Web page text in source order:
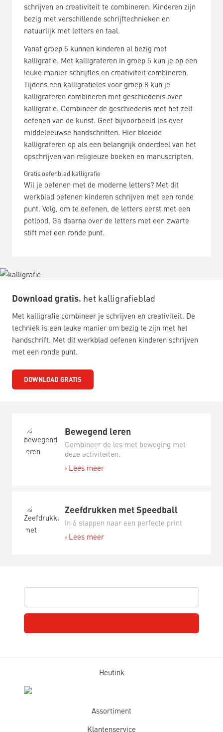
schrijven en creativiteit te combineren. Kinderen zijn
bezig met verschillende schrijftechnieken en
natuurlijk met letters en taal.
Vanaf groep 5 kunnen kinderen al bezig met
kalligrafie. Met kalligraferen in groep 5 kun je op een
leuke manier schrijfles en creativiteit combineren.
Tijdens een kalligrafieles voor groep 8 kun je
kalligraferen combineren met geschiedenis over
kalligrafie. Combineer de geschiedenis met het zelf
oefenen van de kunst. Geef bijvoorbeeld les over
middeleeuwse handschriften. Hier bloeide
kalligraferen op als een belangrijk onderdeel van het
opschrijven van religieuze boeken en manuscripten.
Gratis oefenblad kalligrafie
Wil je oefenen met de moderne letters? Met dit
werkblad oefenen kinderen schrijven met een ronde
punt. Volg, om te oefenen, de letters eerst met een
potlood. Ga daarna over de letters met een zwarte
stift met een ronde punt.
Download gratis het kalligrafieblad
Met kalligrafie combineer je schrijven en creativiteit. De
techniek is een leuke manier om bezig te zijn met het
handschrift. Met dit werkblad oefenen kinderen schrijven
met een ronde punt.
DOWNLOAD GRATIS
Bewegend leren
Combineer de les met beweging met
deze activiteiten.
Lees meer
Zeefdrukken met Speedball
In 6 stappen naar een perfecte print
Lees meer
Heutink
Assortiment
Klantenservice